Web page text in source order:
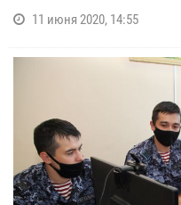
11 июня 2020, 14:55